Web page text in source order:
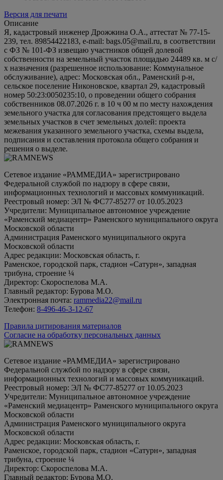
Версия для печати
Описание
Я, кадастровый инженер Дрожжина О.А., аттестат № 77-15-
239, тел. 89854422183, e-mail: bags.05@mail.ru, в соответствии
с ФЗ № 101-ФЗ извещаю участников общей долевой
собственности на земельный участок площадью 24489 кв. м с/
х назначения (разрешенное использование: Коммунальное
обслуживание), адрес: Московская обл., Раменский р-н,
сельское поселение Никоновское, квартал 29, кадастровый
номер 50:23:0050235:10, о проведении общего собрания
собственников 08.07.2026 г. в 10 ч 00 м по месту нахождения
земельного участка для согласования предстоящего выдела
земельных участков в счет земельных долей: проекта
межевания указанного земельного участка, схемы выдела,
подписания и составления протокола общего собрания и
решения о выделе.
Сетевое издание «РАММЕДИА» зарегистрировано
Федеральной службой по надзору в сфере связи,
информационных технологий и массовых коммуникаций.
Реестровый номер: ЭЛ № ФС77-85277 от 10.05.2023
Учредители: Муниципальное автономное учреждение
«Раменский медиацентр» Раменского муниципального округа
Московской области
Администрация Раменского муниципального округа
Московской области
Адрес редакции: Московская область, г.
Раменское, городской парк, стадион «Сатурн», западная
трибуна, строение ¼
Директор: Скороспелова М.А.
Главный редактор: Бурова М.О.
Электронная почта: rammedia22@mail.ru
Телефон: 8-496-46-3-12-67
Правила цитирования материалов
Согласие на обработку персональных данных
Сетевое издание «РАММЕДИА» зарегистрировано
Федеральной службой по надзору в сфере связи,
информационных технологий и массовых коммуникаций.
Реестровый номер: ЭЛ № ФС77-85277 от 10.05.2023
Учредители: Муниципальное автономное учреждение
«Раменский медиацентр» Раменского муниципального округа
Московской области
Администрация Раменского муниципального округа
Московской области
Адрес редакции: Московская область, г.
Раменское, городской парк, стадион «Сатурн», западная
трибуна, строение ¼
Директор: Скороспелова М.А.
Главный редактор: Бурова М.О.